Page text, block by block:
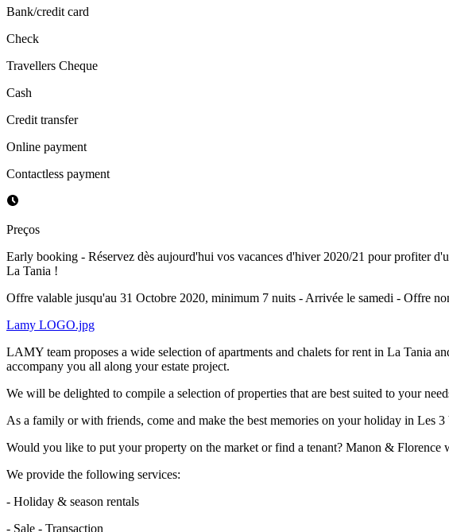
Bank/credit card
Check
Travellers Cheque
Cash
Credit transfer
Online payment
Contactless payment
Preços
Early booking - Réservez dès aujourd'hui vos vacances d'hiver 2020/21 pour profiter
La Tania !
Offre valable jusqu'au 31 Octobre 2020, minimum 7 nuits - Arrivée le samedi - Offre
Lamy LOGO.jpg
LAMY team proposes a wide selection of apartments and chalets for rent in La Tania
accompany you all along your estate project.
We will be delighted to compile a selection of properties that are best suited to your
As a family or with friends, come and make the best memories on your holiday in Les
Would you like to put your property on the market or find a tenant? Manon &
We provide the following services:
- Holiday & season rentals
- Sale - Transaction